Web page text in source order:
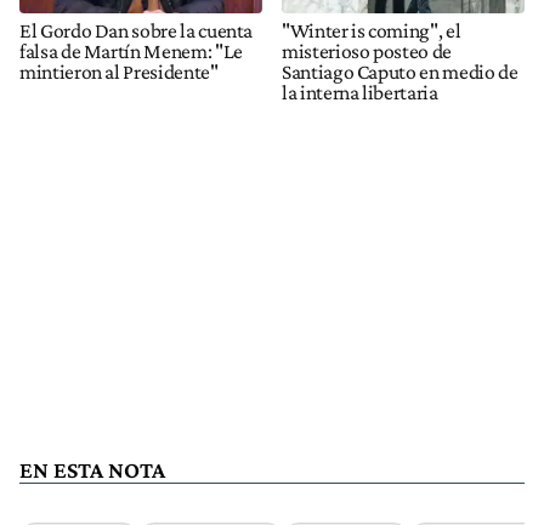
El Gordo Dan sobre la cuenta
falsa de Martín Menem: "Le
mintieron al Presidente"
"Winter is coming", el
misterioso posteo de
Santiago Caputo en medio de
la interna libertaria
EN ESTA NOTA